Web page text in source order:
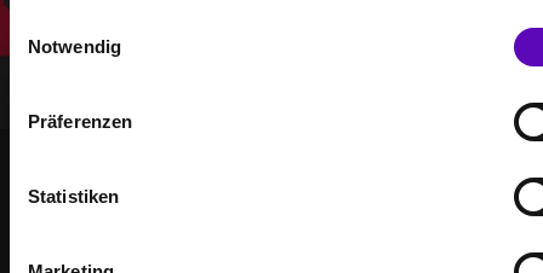
i
Notwendig
Präferenzen
Statistiken
GEMEINSAM STÄRKER